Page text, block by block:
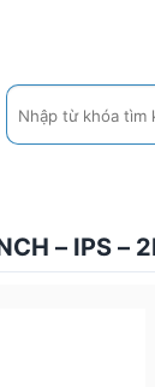
Tìm
kiếm:
– IPS –